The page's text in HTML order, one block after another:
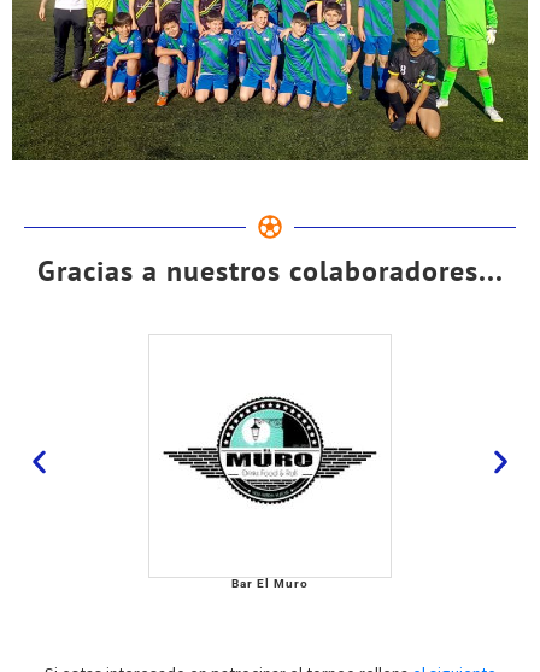
Gracias a nuestros colaboradores...
Bar El Muro